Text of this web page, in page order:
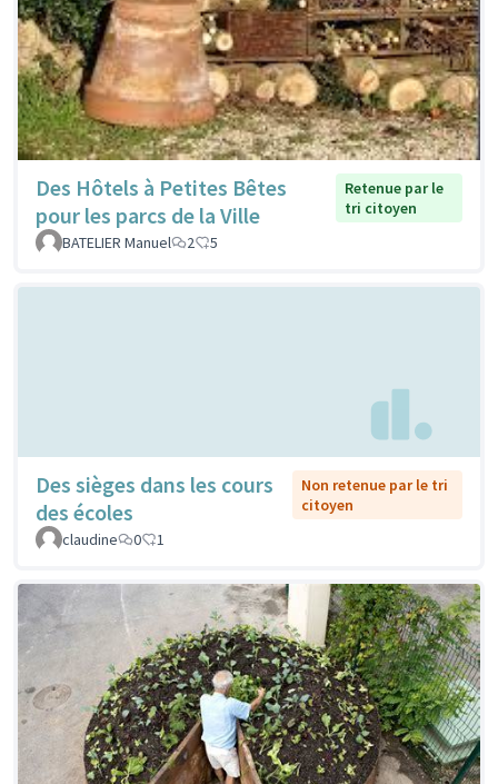
Des Hôtels à Petites Bêtes
pour les parcs de la Ville
Retenue par le
tri citoyen
BATELIER Manuel
2 5
Des sièges dans les cours
des écoles
Non retenue par le tri
citoyen
claudine
0 1